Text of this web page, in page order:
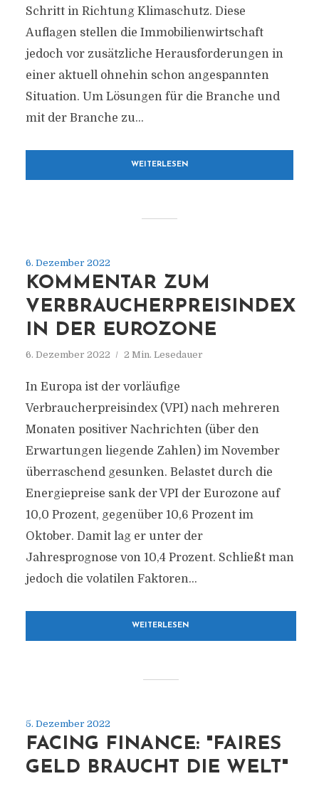
Schritt in Richtung Klimaschutz. Diese
Auflagen stellen die Immobilienwirtschaft
jedoch vor zusätzliche Herausforderungen in
einer aktuell ohnehin schon angespannten
Situation. Um Lösungen für die Branche und
mit der Branche zu...
WEITERLESEN
6. Dezember 2022
KOMMENTAR ZUM
VERBRAUCHERPREISINDEX
IN DER EUROZONE
6. Dezember 2022 2 Min. Lesedauer
In Europa ist der vorläufige
Verbraucherpreisindex (VPI) nach mehreren
Monaten positiver Nachrichten (über den
Erwartungen liegende Zahlen) im November
überraschend gesunken. Belastet durch die
Energiepreise sank der VPI der Eurozone auf
10,0 Prozent, gegenüber 10,6 Prozent im
Oktober. Damit lag er unter der
Jahresprognose von 10,4 Prozent. Schließt man
jedoch die volatilen Faktoren...
WEITERLESEN
5. Dezember 2022
FACING FINANCE: "FAIRES
GELD BRAUCHT DIE WELT"